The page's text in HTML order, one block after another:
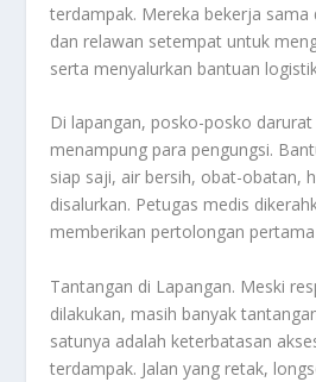
terdampak. Mereka bekerja sama
dan relawan setempat untuk
serta menyalurkan bantuan
Di lapangan, posko-posko
menampung para pengungsi.
siap saji, air bersih, obat-obatan,
disalurkan. Petugas medis
memberikan pertolongan
Tantangan di Lapangan. Meski
dilakukan, masih banyak
satunya adalah keterbatasan
terdampak. Jalan yang retak,